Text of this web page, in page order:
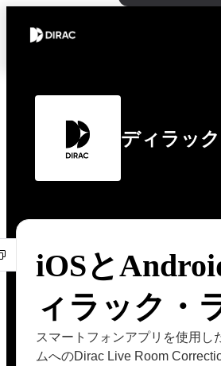
ディラッ
iOSと
ィラック・
スマートフォンアプリを使用し
ムへのDirac Live Room